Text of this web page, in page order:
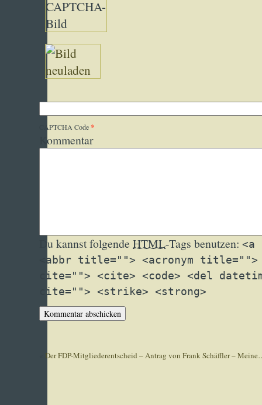
CAPTCHA Code *
Kommentar
Du kannst folgende HTML-Tags benutzen:
<abbr title=""> <acronym title="">
cite=""> <cite> <code> <del
cite=""> <strike> <strong>
Der FDP-Mitgliederentscheid – Antrag von Frank Schäffler –